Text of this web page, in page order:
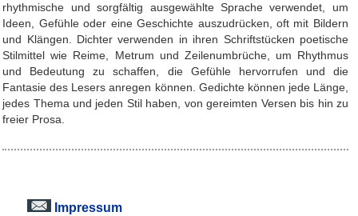
rhythmische und sorgfältig ausgewählte Sprache verwendet, um
Ideen, Gefühle oder eine Geschichte auszudrücken, oft mit Bildern
und Klängen. Dichter verwenden in ihren Schriftstücken poetische
Stilmittel wie Reime, Metrum und Zeilenumbrüche, um Rhythmus
und Bedeutung zu schaffen, die Gefühle hervorrufen und die
Fantasie des Lesers anregen können. Gedichte können jede Länge,
jedes Thema und jeden Stil haben, von gereimten Versen bis hin zu
freier Prosa.
Impressum